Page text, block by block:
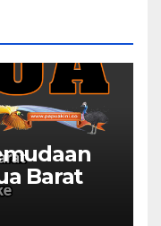
Barat
Dengan